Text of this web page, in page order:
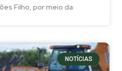
Filho, por meio da
NOTÍCIAS